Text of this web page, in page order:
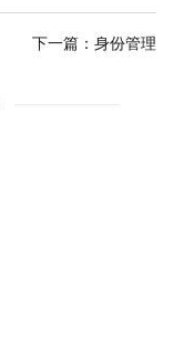
下一篇： 身份管理